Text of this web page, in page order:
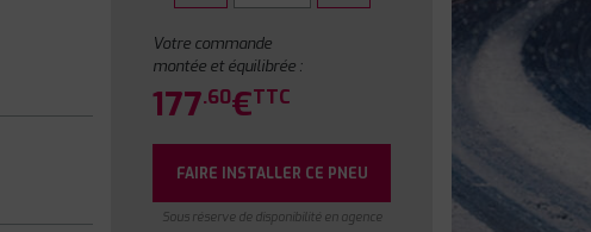
Votre commande
montée et équilibrée :
177.60€TTC
FAIRE INSTALLER CE PNEU
Sous réserve de disponibilité en agence